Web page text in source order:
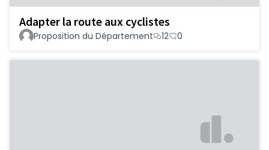
Adapter la route aux cyclistes
Proposition du Département 12 0